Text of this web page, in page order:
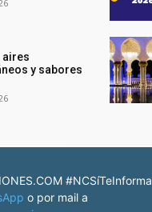
aires
y sabores
#NCSíTeInforma
o por mail a